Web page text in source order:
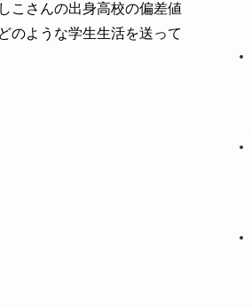
こさんの出身高校の偏差値
のような学生生活を送って